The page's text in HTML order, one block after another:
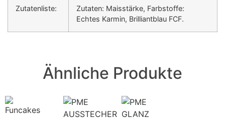
Zutatenliste:
Zutaten: Maisstärke, Farbstoffe:
Echtes Karmin, Brilliantblau FCF.
Ähnliche Produkte